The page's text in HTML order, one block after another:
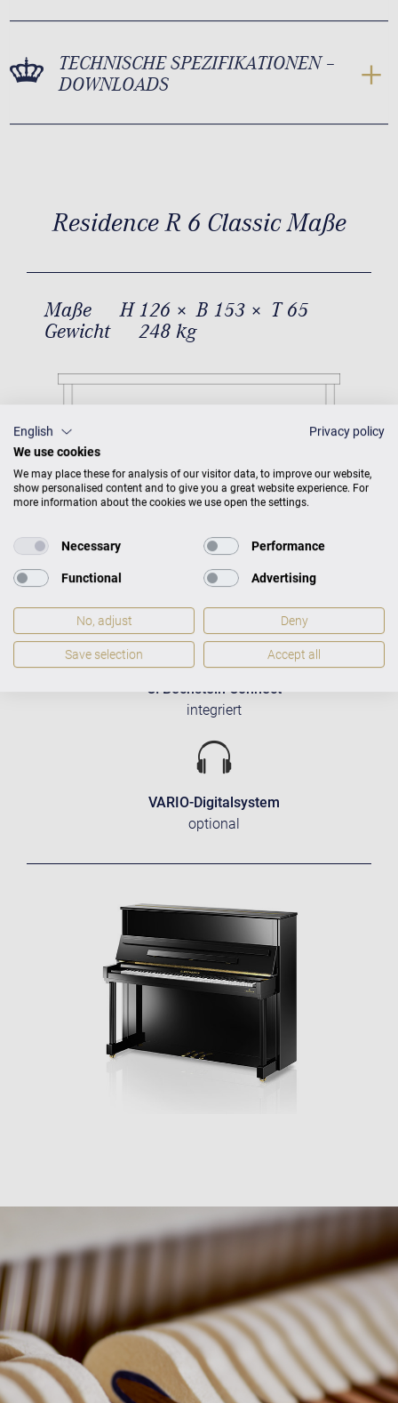
TECHNISCHE SPEZIFIKATIONEN –
DOWNLOADS
Residence R 6 Classic Maße
Maße
H 126 × B 153 × T 65
Gewicht
248 kg
C. Bechstein Connect
integriert
VARIO-Digitalsystem
optional
English
Privacy policy
We use cookies
We may place these for analysis of our visitor data, to improve our website,
show personalised content and to give you a great website experience. For
more information about the cookies we use open the settings.
Necessary Performance
Functional Advertising
No, adjust Deny
Save selection Accept all